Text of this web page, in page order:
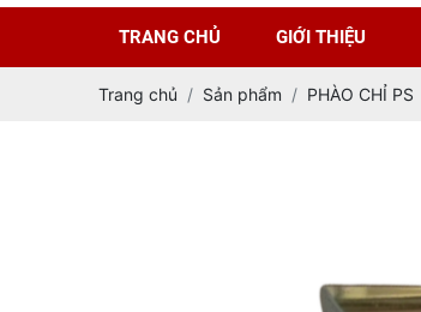
TRANG CHỦ GIỚI THIỆU
Trang chủ Sản phẩm PHÀO CHỈ PS